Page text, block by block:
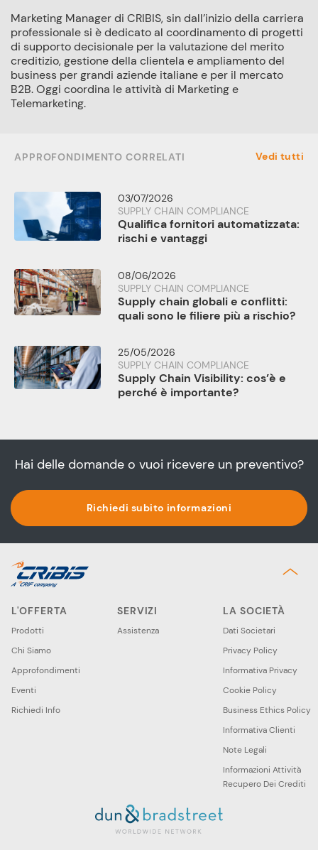
Marketing Manager di CRIBIS, sin dall’inizio della carriera
professionale si è dedicato al coordinamento di progetti
di supporto decisionale per la valutazione del merito
creditizio, gestione della clientela e ampliamento del
business per grandi aziende italiane e per il mercato
B2B. Oggi coordina le attività di Marketing e
Telemarketing.
APPROFONDIMENTO CORRELATI Vedi tutti
03/07/2026
SUPPLY CHAIN COMPLIANCE
Qualifica fornitori automatizzata:
rischi e vantaggi
08/06/2026
SUPPLY CHAIN COMPLIANCE
Supply chain globali e conflitti:
quali sono le filiere più a rischio?
25/05/2026
SUPPLY CHAIN COMPLIANCE
Supply Chain Visibility: cos’è e
perché è importante?
Hai delle domande o vuoi ricevere un preventivo?
Richiedi subito informazioni
L'OFFERTA
Prodotti
Chi Siamo
Approfondimenti
Eventi
Richiedi Info
SERVIZI
Assistenza
LA SOCIETÀ
Dati Societari
Privacy Policy
Informativa Privacy
Cookie Policy
Business Ethics Policy
Informativa Clienti
Note Legali
Informazioni Attività
Recupero Dei Crediti